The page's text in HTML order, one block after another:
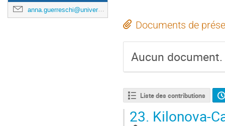
anna.guerreschi@universite-paris-saclay.fr
Documents de
Aucun document.
Liste des contributions
23. Kilonova-